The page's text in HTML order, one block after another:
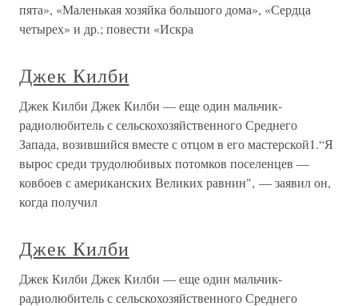
пята», «Маленькая хозяйка большого дома», «Сердца
четырех» и др.; повести «Искра
Джек Килби
Джек Килби Джек Килби — еще один мальчик-
радиолюбитель с сельскохозяйственного Среднего
Запада, возившийся вместе с отцом в его мастерской1.“Я
вырос среди трудолюбивых потомков поселенцев —
ковбоев с американских Великих равнин", — заявил он,
когда получил
Джек Килби
Джек Килби Джек Килби — еще один мальчик-
радиолюбитель с сельскохозяйственного Среднего